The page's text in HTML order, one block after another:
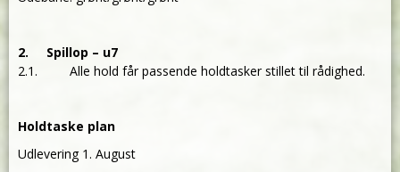
2. Spillop – u7
2.1. Alle hold får passende holdtasker stillet til rådighed.
Holdtaske plan
Udlevering 1. August